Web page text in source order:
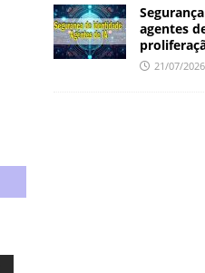
agentes
21/07/2026